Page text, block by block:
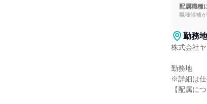
配属職種
職種候補
勤務地
株式会社
勤務地
※詳細は
【配属に